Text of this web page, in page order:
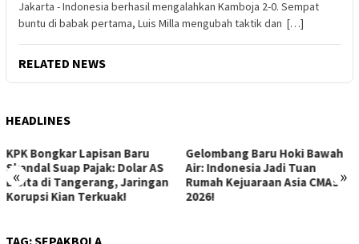
Jakarta - Indonesia berhasil mengalahkan Kamboja 2-0. Sempat
buntu di babak pertama, Luis Milla mengubah taktik dan […]
RELATED NEWS
HEADLINES
« »
Gelombang Baru Hoki Bawah
Air: Indonesia Jadi Tuan
Rumah Kejuaraan Asia CMAS
2026!
Revolusi Gizi Anak Bangsa:
Menguak Dampak Positif
Program Makan Bergizi Gratis
di Sekolah
TAG:SEPAKBOLA